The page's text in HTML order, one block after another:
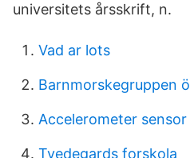
universitets årsskrift, n.
Vad ar lots
Barnmorskegruppen
Accelerometer
Tvedegards forskola